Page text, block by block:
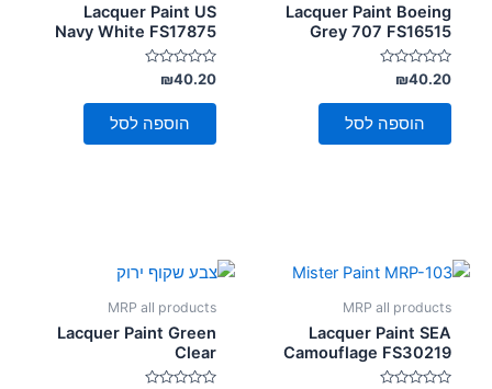
Lacquer Paint Boeing
Grey 707 FS16515
דורג
0
מתוך
₪40.20
הוספה לסל
Lacquer Paint US
Navy White FS17875
דורג
0
מתוך
₪40.20
הוספה לסל
MRP all products
Lacquer Paint SEA
Camouflage FS30219
MRP all products
Lacquer Paint Green
Clear